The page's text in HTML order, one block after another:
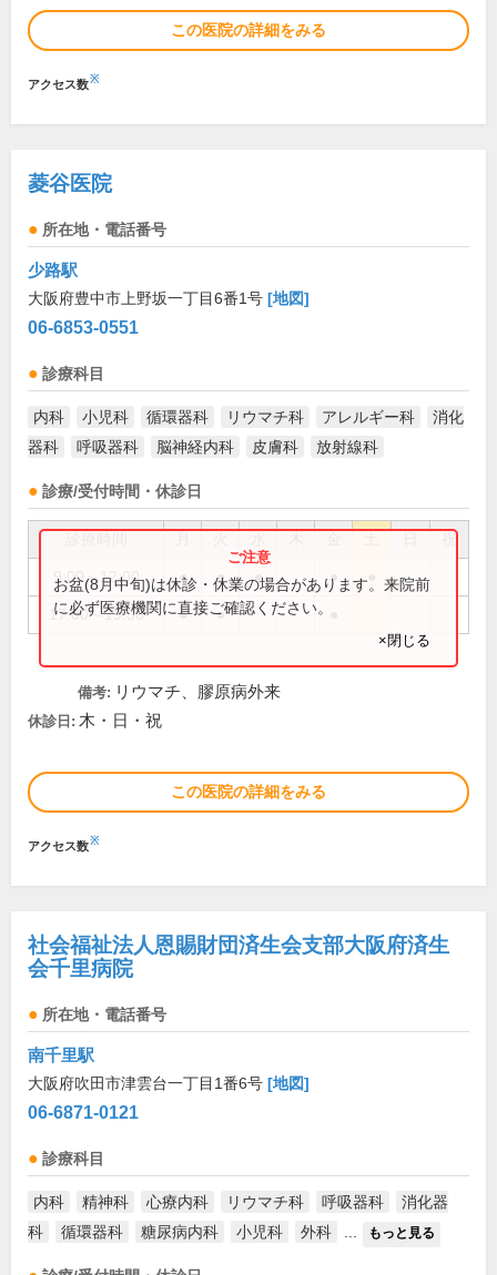
この医院の詳細をみる
アクセス数※
菱谷医院
所在地・電話番号
少路駅
大阪府豊中市上野坂一丁目6番1号 [地図]
06-6853-0551
診療科目
内科 小児科 循環器科 リウマチ科 アレルギー科
消化
器科
呼吸器科 脳神経内科 皮膚科 放射線科
診療/受付時間・休診日
祝
9:00～12:00 ● ● ● ●
17:00～19:30 ● ●
お盆(8月中旬)は休診・休業の場合があります。来院前
に必ず医療機関に直接ご確認ください。
×閉じる
備考: リウマチ、膠原病外来
休診日: 木・日・祝
この医院の詳細をみる
アクセス数※
社会福祉法人恩賜財団済生会支部大阪府済生
会千里病院
所在地・電話番号
南千里駅
大阪府吹田市津雲台一丁目1番6号 [地図]
06-6871-0121
診療科目
内科 精神科 心療内科 リウマチ科 呼吸器科
消化器
科
循環器科 糖尿病内科 小児科 外科 もっと見る